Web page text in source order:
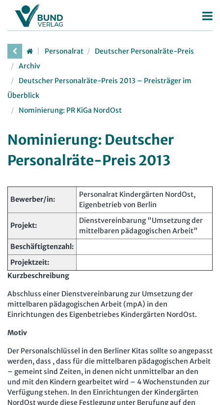
Betriebsrat
Betriebsratswahl
Betriebsratsarbeit
Mitbestimmung
Beschäftigtendatenschutz
Deutscher Betriebsrätepreis
Personalrat
Deutscher Personalräte-Preis
TVöD | TV-L
Arbeitsschutz
JAV
Arbeit in der JAV
SBV
Arbeit in der SBV
MAV
Arbeit in der MAV
Bücher
Zeitschriften
Arbeitsrecht im Betrieb
Der Personalrat
Computer und Arbeit
Gute Arbeit
Betriebsrat und Mitbestimmung
Fachmodule
Betriebsratswissen online
Beschäftigtendatenschutz online
Personalratswissen online
Schwerbehindertenrecht online
Newsletter
Bund SHOP
Abo
Personalrat
Deutscher Personalräte-Preis
Archiv
Deutscher Personalräte-Preis 2013 – Preisträger im
Überblick
Nominierung: PR KiGa NordOst
Nominierung: Deutscher
Personalräte-Preis 2013
Bewerber/in:
Personalrat Kindergärten NordOst,
Eigenbetrieb von Berlin
Projekt:
Dienstvereinbarung "Umsetzung der
mittelbaren pädagogischen Arbeit"
Beschäftigtenzahl:
Projektzeit:
Kurzbeschreibung
Abschluss einer Dienstvereinbarung zur Umsetzung der
mittelbaren pädagogischen Arbeit (mpA) in den
Einrichtungen des Eigenbetriebes Kindergärten NordOst.
Motiv
Der Personalschlüssel in den Berliner Kitas sollte so angepasst
werden, dass , dass für die mittelbaren pädagogischen Arbeit
– gemeint sind Zeiten, in denen nicht unmittelbar an den
und mit den Kindern gearbeitet wird – 4 Wochenstunden zur
Verfügung stehen. In den Einrichtungen der Kindergärten
NordOst wurde diese Festlegung unter Berufung auf den